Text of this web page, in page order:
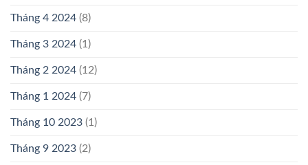
Tháng 4 2024 (8)
Tháng 3 2024 (1)
Tháng 2 2024 (12)
Tháng 1 2024 (7)
Tháng 10 2023 (1)
Tháng 9 2023 (2)